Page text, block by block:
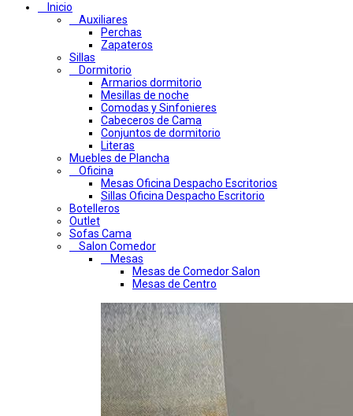
Inicio
Auxiliares
Perchas
Zapateros
Sillas
Dormitorio
Armarios dormitorio
Mesillas de noche
Comodas y Sinfonieres
Cabeceros de Cama
Conjuntos de dormitorio
Literas
Muebles de Plancha
Oficina
Mesas Oficina Despacho Escritorios
Sillas Oficina Despacho Escritorio
Botelleros
Outlet
Sofas Cama
Salon Comedor
Mesas
Mesas de Comedor Salon
Mesas de Centro